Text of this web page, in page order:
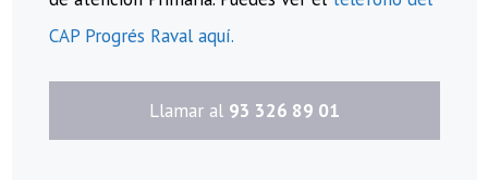
CAP Progrés Raval aquí.
​Llamar al 93 326 89 01